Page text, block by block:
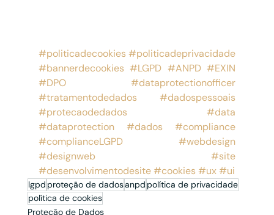
#politicadecookies #politicadeprivacidade
#bannerdecookies #LGPD #ANPD #EXIN
#DPO
#dataprotectionofficer
#tratamentodedados
#dadospessoais
#protecaodedados
#data
#dataprotection
#dados
#compliance
#complianceLGPD
#webdesign
#designweb
#site
#desenvolvimentodesite #cookies #ux #ui
lgpd proteção de dadosanpd política de privacidade
política de cookies
Proteção de Dados